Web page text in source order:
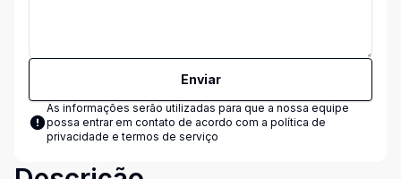
Enviar
As informações serão utilizadas para que a nossa equipe
possa entrar em contato de acordo com a política de
privacidade e termos de serviço